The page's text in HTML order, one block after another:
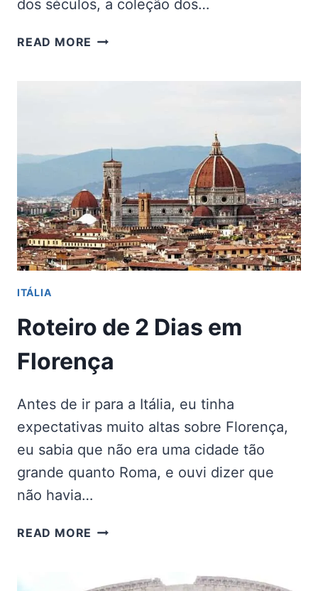
dos séculos, a coleção dos…
READ MORE O
VATICANO:
PRINCIPAIS
OBRAS
+
CAPELA
SISTINA
ITÁLIA
Roteiro de 2 Dias em
Florença
Antes de ir para a Itália, eu tinha
expectativas muito altas sobre Florença,
eu sabia que não era uma cidade tão
grande quanto Roma, e ouvi dizer que
não havia…
READ MORE ROTEIRO
DIAS